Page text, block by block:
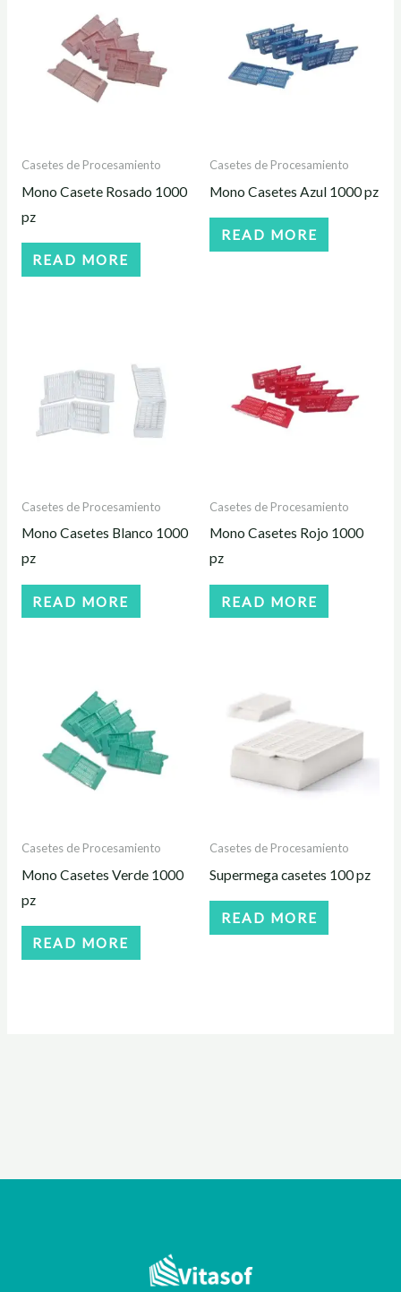
Casetes de Procesamiento
Mono Casete Rosado 1000
pz
READ MORE
Casetes de Procesamiento
Mono Casetes Azul 1000 pz
READ MORE
Casetes de Procesamiento
Mono Casetes Blanco 1000
pz
READ MORE
Casetes de Procesamiento
Mono Casetes Rojo 1000
pz
READ MORE
Casetes de Procesamiento
Mono Casetes Verde 1000
pz
READ MORE
Casetes de Procesamiento
Supermega casetes 100 pz
READ MORE